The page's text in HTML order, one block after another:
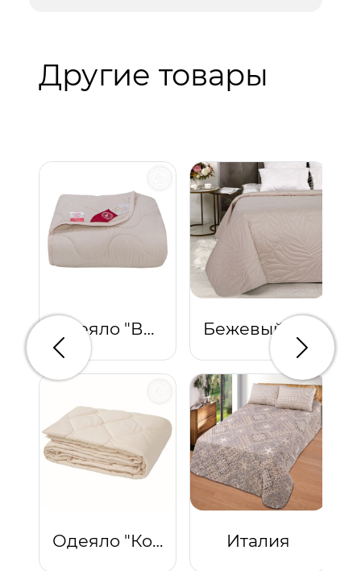
Другие товары
Одеяло "Верблюжья шерсть"
Одеяло "Комфорт" облегченное (сливки) Италия
Предыдущий